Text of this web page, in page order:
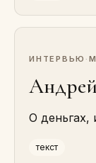
ИНТЕРВЬЮ ·
О деньгах,
текст